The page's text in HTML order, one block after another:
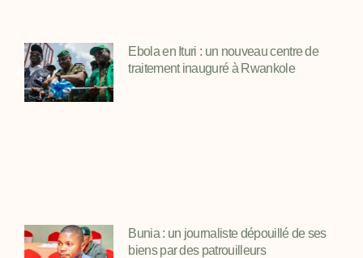
Ebola en Ituri : un nouveau centre de
traitement inauguré à Rwankole
Bunia : un journaliste dépouillé de ses
biens par des patrouilleurs